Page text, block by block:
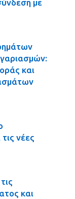
με
και
νέες
και